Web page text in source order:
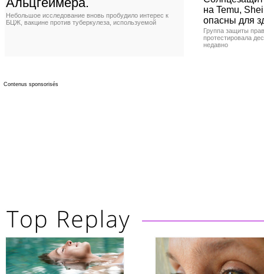
Небольшое исследование вновь пробудило интерес к
БЦЖ, вакцине против туберкулеза, используемой
на Temu,
опасны для
Группа защиты
протестировала
недавно
Contenus sponsorisés